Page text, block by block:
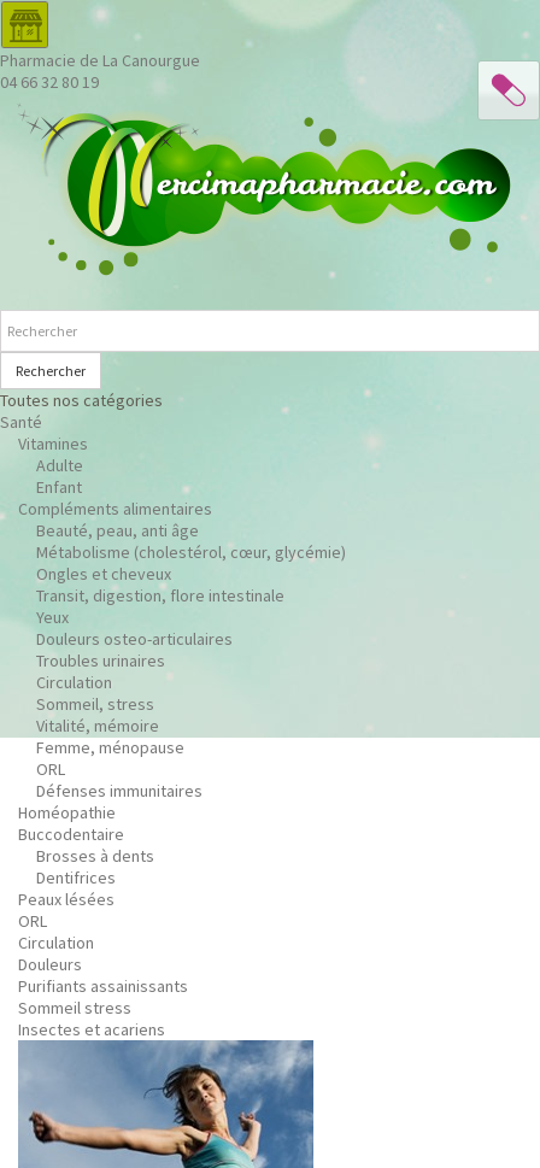
Pharmacie de La Canourgue
04 66 32 80 19
Rechercher
Toutes nos catégories
Santé
Vitamines
Adulte
Enfant
Compléments alimentaires
Beauté, peau, anti âge
Métabolisme (cholestérol, cœur, glycémie)
Ongles et cheveux
Transit, digestion, flore intestinale
Yeux
Douleurs osteo-articulaires
Troubles urinaires
Circulation
Sommeil, stress
Vitalité, mémoire
Femme, ménopause
ORL
Défenses immunitaires
Homéopathie
Buccodentaire
Brosses à dents
Dentifrices
Peaux lésées
ORL
Circulation
Douleurs
Purifiants assainissants
Sommeil stress
Insectes et acariens